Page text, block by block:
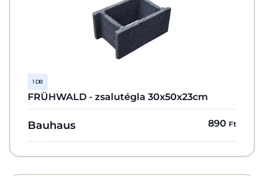
1 DB
FRÜHWALD - zsalutégla 30x50x23cm
Bauhaus 890 Ft